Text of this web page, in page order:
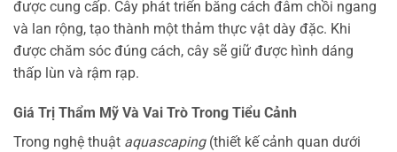
được cung cấp. Cây phát triển bằng cách đâm chồi ngang
và lan rộng, tạo thành một thảm thực vật dày đặc. Khi
được chăm sóc đúng cách, cây sẽ giữ được hình dáng
thấp lùn và rậm rạp.
Giá Trị Thẩm Mỹ Và Vai Trò Trong Tiểu Cảnh
Trong nghệ thuật aquascaping(thiết kế cảnh quan dưới